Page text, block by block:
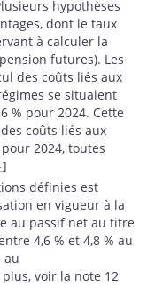
hypothèses
dont le taux
à calculer la
futures). Les
des coûts liés aux
se situaient
% pour 2024. Cette
coûts liés aux
2024, toutes
]
définies est
en vigueur à la
au passif net au titre
4,6 % et 4,8 % au
au
voir la note 12